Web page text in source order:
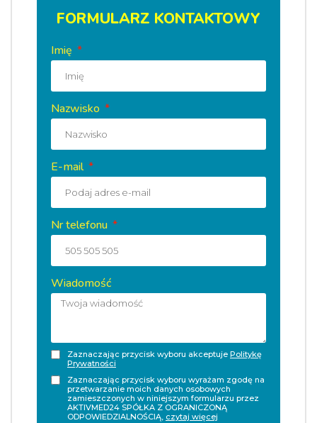
FORMULARZ KONTAKTOWY
Imię
Nazwisko
E-mail
Nr telefonu
Wiadomość
Zaznaczając przycisk wyboru akceptuje Politykę
Prywatności
Zaznaczając przycisk wyboru wyrażam zgodę na
przetwarzanie moich danych osobowych
zamieszczonych w niniejszym formularzu przez
AKTIVMED24 SPÓŁKA Z OGRANICZONĄ
ODPOWIEDZIALNOŚCIĄ, czytaj więcej